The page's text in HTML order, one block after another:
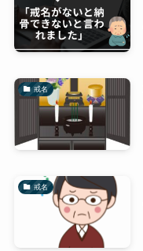
戒名
戒名